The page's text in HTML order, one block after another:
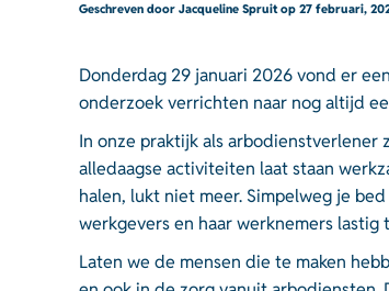
Geschreven door Jacqueline Spruitop 27 februari,
Donderdag 29 januari 2026 vond er
onderzoek verrichten naar nog altijd
In onze praktijk als
alledaagse activiteiten laat staan
halen, lukt niet meer. Simpelweg je
werkgevers en haar werknemers
Laten we de mensen die te maken